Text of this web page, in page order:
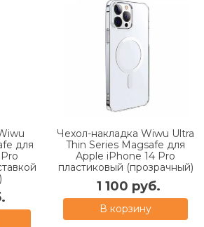
для
Чехол-накладка Wiwu Ultra
Thin Series Magsafe для
Apple iPhone 14 Pro
пластиковый (прозрачный)
1 100 руб.
В корзину